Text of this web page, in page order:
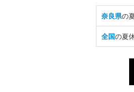
奈良県の
全国の夏